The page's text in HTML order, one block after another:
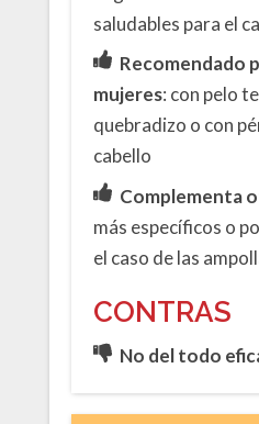
saludables para el
Recomendado
mujeres: con pelo
quebradizo o con
cabello
Complementa
más específicos o
el caso de las
CONTRAS
No del todo